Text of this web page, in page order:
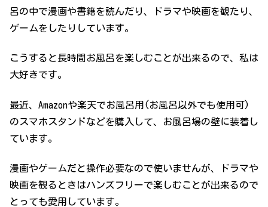
呂の中で漫画や書籍を読んだり、ドラマや映画を観たり、
ゲームをしたりしています。
こうすると長時間お風呂を楽しむことが出来るので、私は
大好きです。
最近、Amazonや楽天でお風呂用(お風呂以外でも使用可)
のスマホスタンドなどを購入して、お風呂場の壁に装着し
ています。
漫画やゲームだと操作必要なので使いませんが、ドラマや
映画を観るときはハンズフリーで楽しむことが出来るので
とっても愛用しています。